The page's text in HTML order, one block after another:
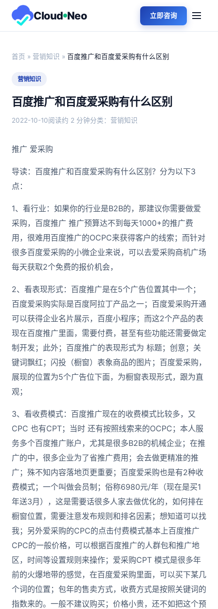
Cloud Neo 立即咨询
首页 » 营销知识 » 百度推广和百度爱采购有什么区别
营销知识
百度推广和百度爱采购有什么区别
2022-10-10阅读约 2 分钟分类：营销知识
推广 爱采购
导读：百度推广和百度爱采购有什么区别？分为以下3
点：
1、看行业：如果你的行业是B2B的，那建议你需要做爱
采购，百度推广 推广预算达不到每天1000+的推广费
用，很难用百度推广的OCPC来获得客户的线索；而针对
很多百度爱采购的小微企业来说，可以去爱采购商机广场
每天获取2个免费的报价机会，
2、看表现形式：百度推广是在5个广告位置其中一个；
百度爱采购实际是百度阿拉丁产品之一；百度爱采购开通
可以获得企业名片展示，百度小程序；而这2个产品的表
现在百度推广里面，需要付费，甚至有些功能还需要做定
制开发；此外；百度推广的表现形式为 标题；创意；关
键词飘红；闪投（橱窗）表象商品的图片；百度爱采购，
展现的位置为5个广告位下面，为橱窗表现形式，跟为直
观；
3、看收费模式：百度推广现在的收费模式比较多，又
CPC 也有CPT；当时 还有按照线索来的OCPC；本人服
务多个百度推广账户，尤其是很多B2B的机械企业；在推
广的中，很多企业为了省推广费用；会去做更精准的推
广；殊不知内容落地页更重要；百度爱采购也是有2种收
费模式；一个叫做会员制；俗称6980元/年（现在是买1
年送3月），这是需要话很多人家去做优化的，如何排在
橱窗位置，需要注意发布规则和排名因素；想知道可以找
我；另外爱采购的CPC的点击付费模式基本上百度推广
CPC的一般价格，可以根据百度推广的人群包和推广地
区，时间等设置规则来操作；爱采购CPT 模式是很多年
前的火爆地带的感觉，在百度爱采购里面，可以买下某几
个词的位置；包年的售卖方式，收费方式是按照关键词的
指数来的。一般不建议购买；价格小贵，还不如把这个预